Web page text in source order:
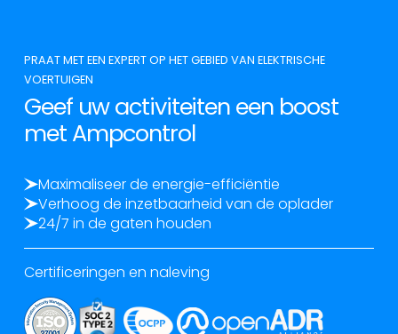
PRAAT MET EEN EXPERT OP HET GEBIED VAN ELEKTRISCHE
VOERTUIGEN
Geef uw activiteiten een boost
met Ampcontrol
Maximaliseer de energie-efficiëntie
Verhoog de inzetbaarheid van de oplader
24/7 in de gaten houden
Certificeringen en naleving